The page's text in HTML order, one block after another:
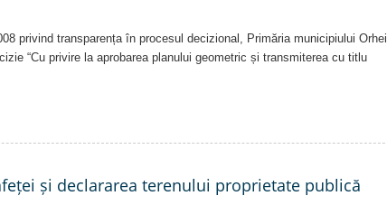
privind transparența în procesul decizional, Primăria municipiului Orhei
“Cu privire la aprobarea planului geometric și transmiterea cu titlu
și declararea terenului proprietate publică